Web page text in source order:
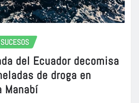
SUCESOS
del Ecuador decomisa
de droga en
Manabí